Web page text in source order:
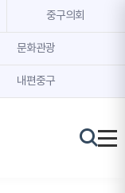
중구의회
문화관광
내편중구